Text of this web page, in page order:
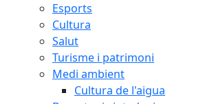
Esports
Cultura
Salut
Turisme i patrimoni
Medi ambient
Cultura de l'aigua